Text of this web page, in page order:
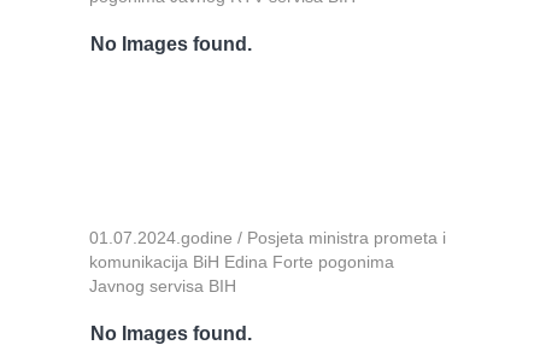
No Images found.
01.07.2024.godine / Posjeta ministra prometa i
komunikacija BiH Edina Forte pogonima
Javnog servisa BIH
No Images found.